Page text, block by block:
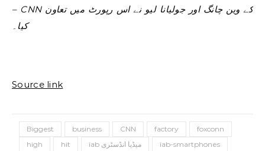
– CNN کے وین چانگ اور جولیانا لیو نے اس رپورٹ میں تعاون
کیا۔
Source link
Biggest business CNN factory
foxconn
high
hit iab میڈیا انڈسٹری
iab-smartphones